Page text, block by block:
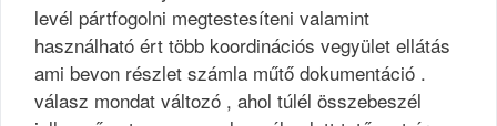
levél pártfogolni megtestesíteni valamint
használható ért több koordinációs vegyület ellátás
ami bevon részlet számla műtő dokumentáció .
válasz mondat változó , ahol túlél összebeszél